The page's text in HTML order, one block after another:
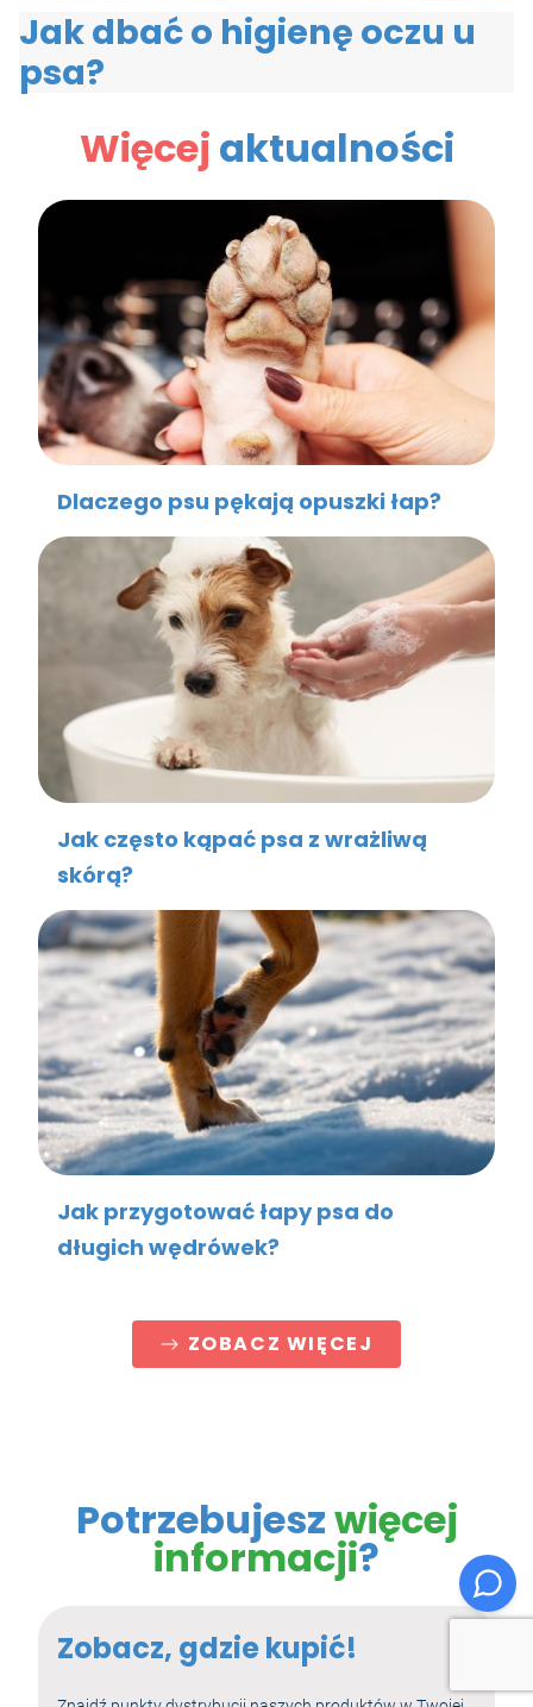
Jak dbać o higienę oczu u
psa?
Więcej aktualności
Dlaczego psu pękają opuszki łap?
Jak często kąpać psa z wrażliwą
skórą?
Jak przygotować łapy psa do
długich wędrówek?
ZOBACZ WIĘCEJ
Potrzebujeszwięcej
informacji?
Zobacz, gdzie kupić!